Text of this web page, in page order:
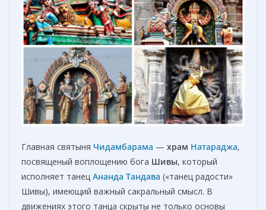
Главная святыня Чидамбарама — храм Натараджа,
посвященый воплощению бога Шивы, который
исполняет танец Ананда Тандава («танец радости»
Шивы), имеющий важный сакральный смысл. В
движениях этого танца скрыты не только основы